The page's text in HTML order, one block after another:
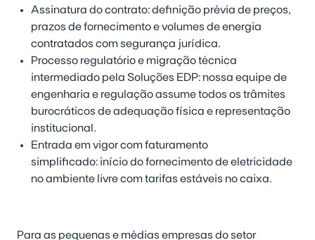
Assinatura do contrato:definição prévia de preços,
prazos de fornecimento e volumes de energia
contratados com segurança jurídica.
Processo regulatório e migração técnica
intermediado pela Soluções EDP: nossa equipe de
engenharia e regulação assume todos os trâmites
burocráticos de adequação física e representação
institucional.
Entrada em vigor com faturamento
simplificado: início do fornecimento de eletricidade
no ambiente livre com tarifas estáveis no caixa.
Para as pequenas e médias empresas do setor